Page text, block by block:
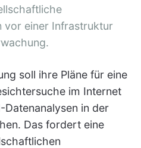
vor einer Infrastruktur
soll ihre Pläne für eine
im Internet
Datenanalysen in der
Das fordert eine